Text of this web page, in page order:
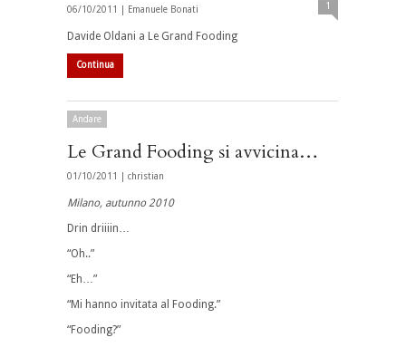
06/10/2011 | Emanuele Bonati 1
Davide Oldani a Le Grand Fooding
Continua
Andare
Le Grand Fooding si avvicina…
01/10/2011 | christian
Milano, autunno 2010
Drin driiiin…
“Oh..”
“Eh…”
“Mi hanno invitata al Fooding.”
“Fooding?”